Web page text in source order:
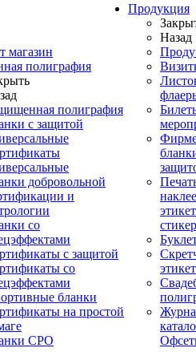
магазин
полиграфия
полиграфия
с защитой
добровольной
и
со
с защитой
со
бланки
на простой
СРО
Продукция
Назад